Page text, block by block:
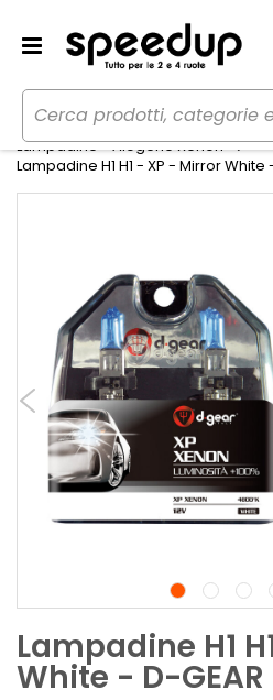
Home Auto
Illuminazione
Lampadine - Alogene Xenon
Lampadine H1 H1 - XP - Mirror White
Lampadine H1
White - D-